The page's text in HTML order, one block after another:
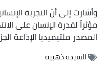
وأشارت إلى أنّ التجربة
مؤثراً لقدرة الإنسان على
المصدرملتيميديا الإذاعة
السيدة ذهبية